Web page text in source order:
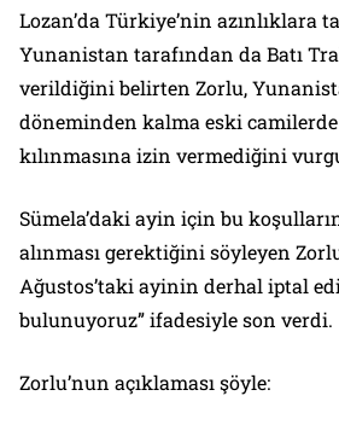
Lozan’da Türkiye’nin azınlıklara
Yunanistan tarafından da Batı
verildiğini belirten Zorlu,
döneminden kalma eski camilerde
kılınmasına izin vermediğini
Sümela’daki ayin için bu
alınması gerektiğini söyleyen
Ağustos’taki ayinin derhal iptal
bulunuyoruz” ifadesiyle son verdi.
Zorlu’nun açıklaması şöyle: